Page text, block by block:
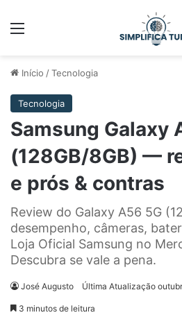
Início /Tecnologia
Tecnologia
Samsung Galaxy
(128GB/8GB) —
e prós & contras
Review do Galaxy A56 5G
desempenho, câmeras,
Loja Oficial Samsung no
Descubra se vale a pena.
José Augusto Última Atualização
3 minutos de leitura